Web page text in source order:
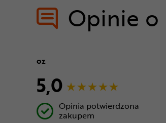
Opinie
oz
5,0
Opinia potwierdzona
zakupem